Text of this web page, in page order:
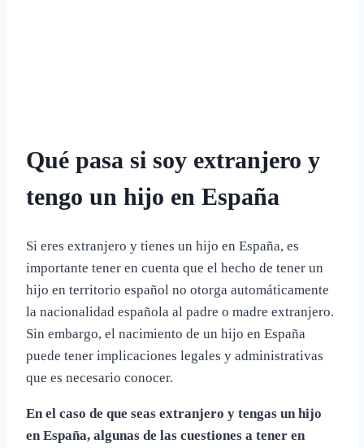
Qué pasa si soy extranjero y
tengo un hijo en España
Si eres extranjero y tienes un hijo en España, es
importante tener en cuenta que el hecho de tener un
hijo en territorio español no otorga automáticamente
la nacionalidad española al padre o madre extranjero.
Sin embargo, el nacimiento de un hijo en España
puede tener implicaciones legales y administrativas
que es necesario conocer.
En el caso de que seas extranjero y tengas un hijo
en España, algunas de las cuestiones a tener en